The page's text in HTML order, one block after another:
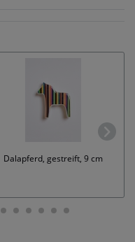
Dalapferd, gestreift, 9 cm